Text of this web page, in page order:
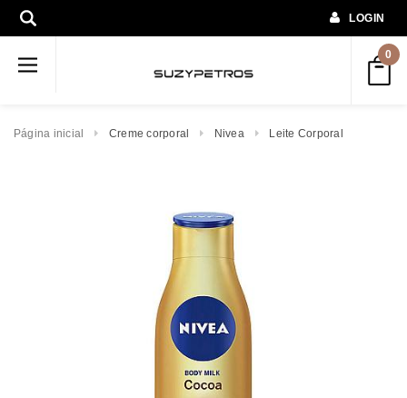
LOGIN
0
Página inicial Creme corporal Nivea Leite Corporal